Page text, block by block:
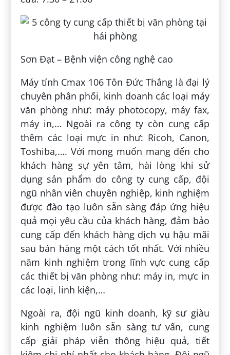
Sơn Đạt – Bệnh viện công nghệ cao
Máy tính Cmax 106 Tôn Đức Thắng là đại lý
chuyên phân phối, kinh doanh các loại máy
văn phòng như: máy photocopy, máy fax,
máy in,… Ngoài ra công ty còn cung cấp
thêm các loại mực in như: Ricoh, Canon,
Toshiba,…. Với mong muốn mang đến cho
khách hàng sự yên tâm, hài lòng khi sử
dụng sản phẩm do công ty cung cấp, đội
ngũ nhân viên chuyên nghiệp, kinh nghiệm
được đào tạo luôn sẵn sàng đáp ứng hiệu
quả mọi yêu cầu của khách hàng, đảm bảo
cung cấp đến khách hàng dịch vụ hậu mãi
sau bán hàng một cách tốt nhất. Với nhiều
năm kinh nghiệm trong lĩnh vực cung cấp
các thiết bị văn phòng như: máy in, mực in
các loại, linh kiện,…
Ngoài ra, đội ngũ kinh doanh, kỹ sư giàu
kinh nghiệm luôn sẵn sàng tư vấn, cung
cấp giải pháp viễn thông hiệu quả, tiết